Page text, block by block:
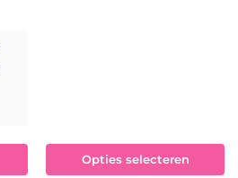
Opties selecteren